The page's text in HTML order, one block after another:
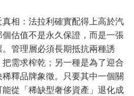
相：法拉利確實配得上高於汽
估值不是永久保證，而是一張
管理層必須長期抵抗兩種誘
需求榨乾；另一種是為了迎合
釋品牌象徵。只要其中一個關
從「稀缺型奢侈資產」退化成